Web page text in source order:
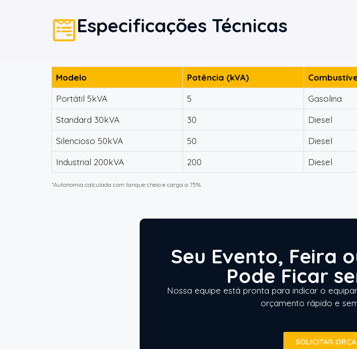
Especificações Técnicas
Modelo Potência (kVA)
Portátil 5kVA
5 Gasolina
Standard 30kVA
30 Diesel
Silencioso 50kVA
50 Diesel
Industrial 200kVA
200 Diesel
*Autonomia calculada com tanque cheio e carga a 75%
Seu Evento, Feira
Pode Ficar
Nossa equipe está pronta para indicar o
orçamento rápido e
SOLICITAR